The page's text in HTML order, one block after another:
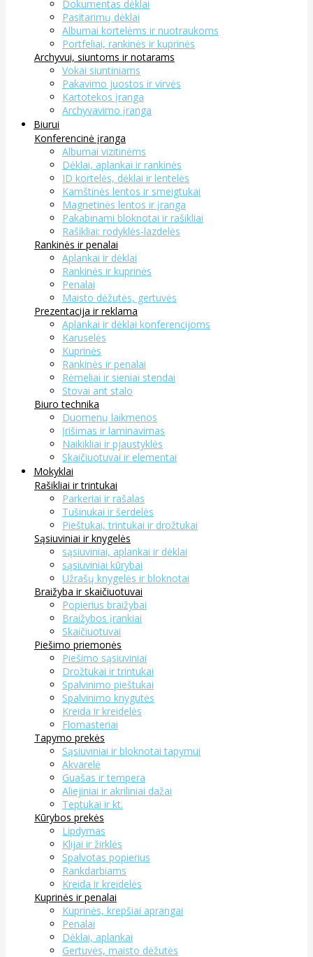
Dokumentas dėklai
Pasitarimų dėklai
Albumai kortelėms ir nuotraukoms
Portfeliai, rankinės ir kuprinės
Archyvui, siuntoms ir notarams
Vokai siuntiniams
Pakavimo juostos ir virvės
Kartotekos įranga
Archyvavimo įranga
Biurui
Konferencinė įranga
Albumai vizitinėms
Dėklai, aplankai ir rankinės
ID kortelės, dėklai ir lentelės
Kamštinės lentos ir smeigtukai
Magnetinės lentos ir įranga
Pakabinami bloknotai ir rašikliai
Rašikliai: rodyklės-lazdelės
Rankinės ir penalai
Aplankai ir dėklai
Rankinės ir kuprinės
Penalai
Maisto dėžutės, gertuvės
Prezentacija ir reklama
Aplankai ir dėklai konferencijoms
Karuselės
Kuprinės
Rankinės ir penalai
Rėmeliai ir sieniai stendai
Stovai ant stalo
Biuro technika
Duomenų laikmenos
Įrišimas ir laminavimas
Naikikliai ir pjaustyklės
Skaičiuotuvai ir elementai
Mokyklai
Rašikliai ir trintukai
Parkeriai ir rašalas
Tušinukai ir šerdelės
Pieštukai, trintukai ir drožtukai
Sąsiuviniai ir knygelės
sąsiuviniai, aplankai ir dėklai
sąsiuviniai kūrybai
Užrašų knygelės ir bloknotai
Braižyba ir skaičiuotuvai
Popierius braižybai
Braižybos įrankiai
Skaičiuotuvai
Piešimo priemonės
Piešimo sąsiuviniai
Drožtukai ir trintukai
Spalvinimo pieštukai
Spalvinimo knygutės
Kreida ir kreidelės
Flomasteriai
Tapymo prekės
Sąsiuviniai ir bloknotai tapymui
Akvarelė
Guašas ir tempera
Aliejiniai ir akriliniai dažai
Teptukai ir kt.
Kūrybos prekės
Lipdymas
Klijai ir žirklės
Spalvotas popierius
Rankdarbiams
Kreida ir kreidelės
Kuprinės ir penalai
Kuprinės, krepšiai aprangai
Penalai
Dėklai, aplankai
Gertuvės, maisto dėžutės